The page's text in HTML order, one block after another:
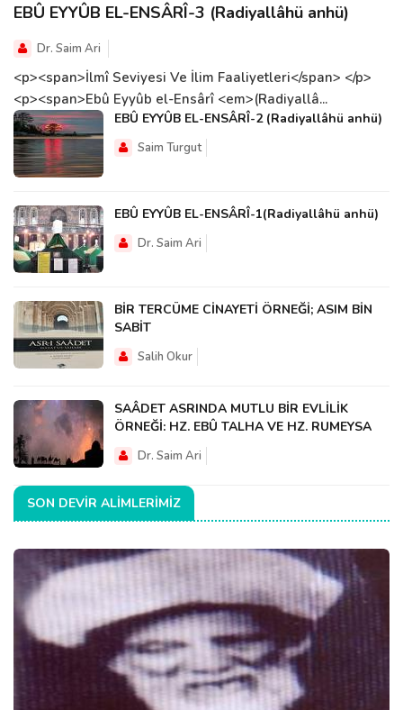
EBÛ EYYÛB EL-ENSÂRÎ-3 (Radiyallâhü anhü)
Dr. Saim Ari
<p><span>İlmî Seviyesi Ve İlim Faaliyetleri</span> </p>
<p><span>Ebû Eyyûb el-Ensârî <em>(Radiyallâ...
EBÛ EYYÛB EL-ENSÂRÎ-2 (Radiyallâhü anhü)
Saim Turgut
EBÛ EYYÛB EL-ENSÂRÎ-1(Radiyallâhü anhü)
Dr. Saim Ari
BİR TERCÜME CİNAYETİ ÖRNEĞİ; ASIM BİN
SABİT
Salih Okur
SAÂDET ASRINDA MUTLU BİR EVLİLİK
ÖRNEĞİ: HZ. EBÛ TALHA VE HZ. RUMEYSA
Dr. Saim Ari
SON DEVIR ALIMLERIMIZ